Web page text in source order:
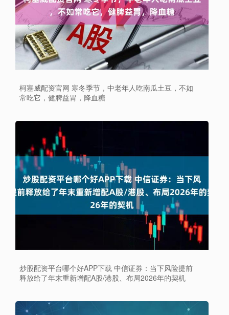
柯塞威配资官网 寒冬季节，中老年人吃南瓜土豆，不如
常吃它，健脾益胃，降血糖
炒股配资平台哪个好APP下载 中信证券：当下风险提前
释放给了年末重新增配A股/港股、布局2026年的契机